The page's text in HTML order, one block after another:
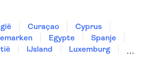
Curaçao
Cyprus
Egypte
Spanje
IJsland
Luxemburg